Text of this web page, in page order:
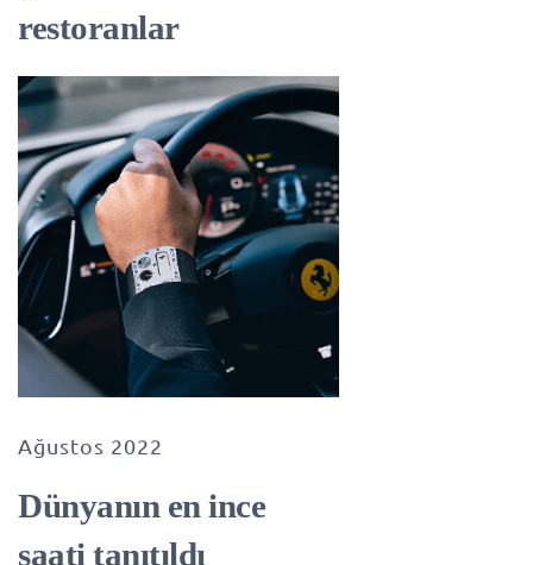
restoranlar
Ağustos 2022
Dünyanın en ince
saati tanıtıldı